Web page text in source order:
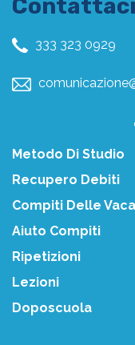
Contattaci
333 323 0929
Metodo Di Studio
Recupero Debiti
Compiti Delle
Aiuto Compiti
Ripetizioni
Lezioni
Doposcuola